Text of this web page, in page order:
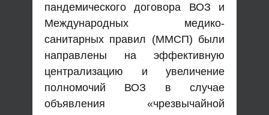
пандемического договора ВОЗ и
Международных медико-
санитарных правил (ММСП) были
направлены на эффективную
централизацию и увеличение
полномочий ВОЗ в случае
объявления «чрезвычайной